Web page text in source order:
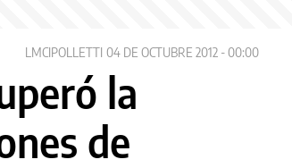
LMCIPOLLETTI 04 DE OCTUBRE 2012 - 00:00
la
de